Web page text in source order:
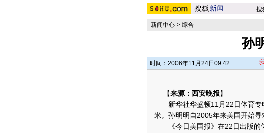
搜
新闻中心 > 综合
孙
时间：2006年11月24日09:42
【来源：西安晚报】
新华社华盛顿11月22日体育专
米。孙明明自2005年来美国开始寻
《今日美国报》在22日出版的